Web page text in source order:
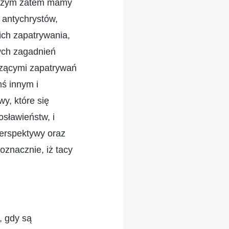
zatem mamy
zapatrywania,
zagadnień
zapatrywań
innym i
które się
i
oraz
iż tacy
chodzi. Prosty akt przycięcia, sam w sobie, jest czymś łatwym do zaakceptowania. Po pierwsze, ten, kto przycina, nie kieruje się żadną złą wolą; po drugie, biorąc pod uwagę sprawy, w odniesieniu do których antychryści są przycinani, jest czymś pewnym, że postąpili oni wbrew ustaleniom domu Bożego i wbrew prawdozasadom, że w ich działaniach doszło do pomyłki lub niedopatrzenia i to właśnie zakłóciło i zaburzyło pracę kościoła. Antychryści są przycinani z powodu skażenia ich ludzkiej woli, z powodu ich zepsutego usposobienia, a także ponieważ postępują lekkomyślnie, nie pojmując prawdozasad. To jest coś zupełnie normalnego. Na całym świecie każda duża organizacja, każda grupa bądź firma ma swoje reguły i regulaminy, a każdy, kto narusza te reguły i regulaminy, musi być ukarany i trzymany w ryzach. Jest to całkiem normalne i właściwe. Jedn